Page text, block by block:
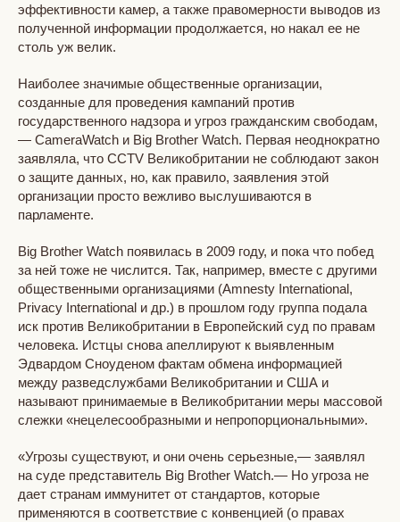
эффективности камер, а также правомерности выводов из
полученной информации продолжается, но накал ее не
столь уж велик.
Наиболее значимые общественные организации,
созданные для проведения кампаний против
государственного надзора и угроз гражданским свободам,
— CameraWatch и Big Brother Watch. Первая неоднократно
заявляла, что CCTV Великобритании не соблюдают закон
о защите данных, но, как правило, заявления этой
организации просто вежливо выслушиваются в
парламенте.
Big Brother Watch появилась в 2009 году, и пока что побед
за ней тоже не числится. Так, например, вместе с другими
общественными организациями (Amnesty International,
Privacy International и др.) в прошлом году группа подала
иск против Великобритании в Европейский суд по правам
человека. Истцы снова апеллируют к выявленным
Эдвардом Сноуденом фактам обмена информацией
между разведслужбами Великобритании и США и
называют принимаемые в Великобритании меры массовой
слежки «нецелесообразными и непропорциональными».
«Угрозы существуют, и они очень серьезные,— заявлял
на суде представитель Big Brother Watch.— Но угроза не
дает странам иммунитет от стандартов, которые
применяются в соответствие с конвенцией (о правах